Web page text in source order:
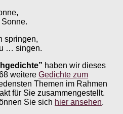
springen,
… singen.
haben wir dieses
weitere Gedichte zum
Themen im Rahmen
für Sie zusammengestellt.
Sie sich hier ansehen.